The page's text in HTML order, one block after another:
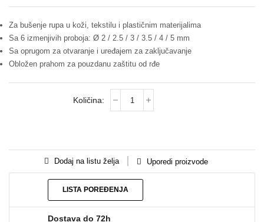
Za bušenje rupa u koži, tekstilu i plastičnim materijalima
Sa 6 izmenjivih proboja: Ø 2 / 2.5 / 3 / 3.5 / 4 / 5 mm
Sa oprugom za otvaranje i uređajem za zaključavanje
Obložen prahom za pouzdanu zaštitu od rđe
Dodaj na listu želja Uporedi proizvode
LISTA POREĐENJA
Dostava do 72h